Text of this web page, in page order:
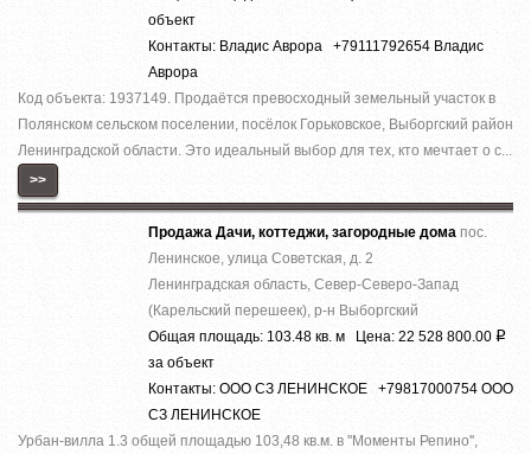
объект
Контакты: Владис Аврора +79111792654 Владис
Аврора
Код объекта: 1937149. Продаётся превосходный земельный участок в
Полянском сельском поселении, посёлок Горьковское, Выборгский район
Ленинградской области. Это идеальный выбор для тех, кто мечтает о с...
>>
Продажа Дачи, коттеджи, загородные дома пос.
Ленинское, улица Советская, д. 2
Ленинградская область, Север-Северо-Запад
(Карельский перешеек), р-н Выборгский
Общая площадь: 103.48 кв. м Цена: 22 528 800.00 Р
за объект
Контакты: ООО СЗ ЛЕНИНСКОЕ +79817000754 ООО
СЗ ЛЕНИНСКОЕ
Урбан-вилла 1.3 общей площадью 103,48 кв.м. в ''Моменты Репино'',